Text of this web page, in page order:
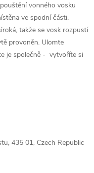
vonného vosku
ve spodní části.
takže se vosk rozpustí
provoněn. Ulomte
je společně - vytvoříte si
435 01, Czech Republic